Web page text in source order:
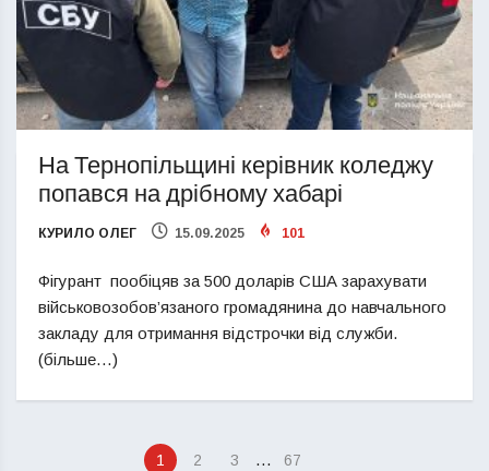
На Тернопільщині керівник коледжу
попався на дрібному хабарі
КУРИЛО ОЛЕГ 15.09.2025 101
Фігурант пообіцяв за 500 доларів США зарахувати
військовозобов’язаного громадянина до навчального
закладу для отримання відстрочки від служби.
(більше…)
1 2 3 … 67